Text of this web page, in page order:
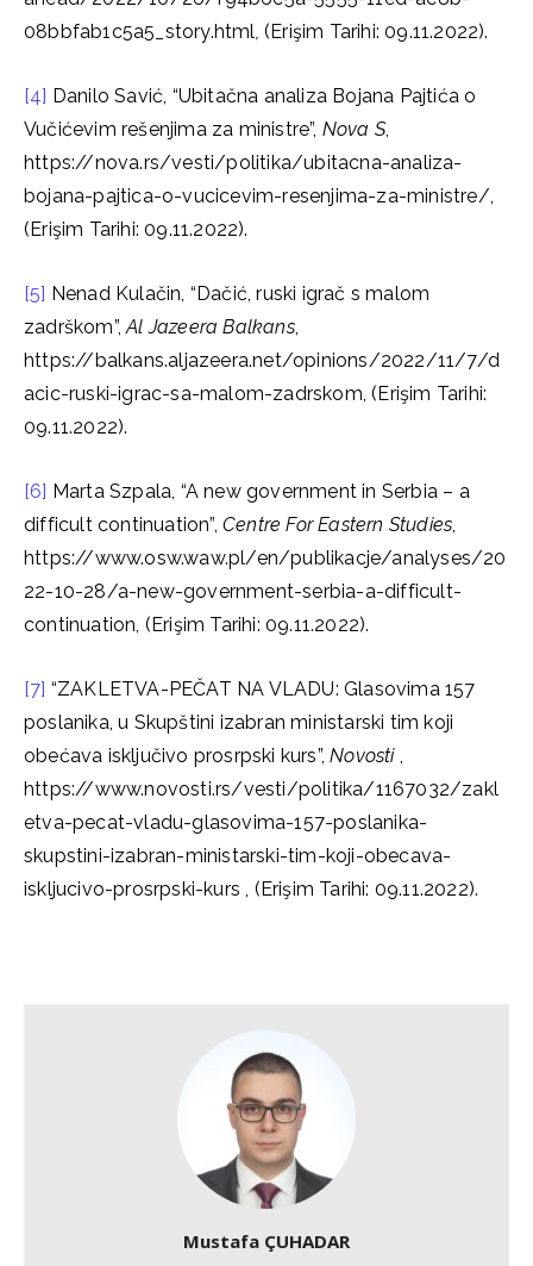
08bbfab1c5a5_story.html,(Erişim Tarihi: 09.11.2022).
[4] Danilo Savić, “Ubitačna analiza Bojana Pajtića o
Vučićevim rešenjima za ministre”, Nova S,
https://nova.rs/vesti/politika/ubitacna-analiza-
bojana-pajtica-o-vucicevim-resenjima-za-ministre/,
(Erişim Tarihi: 09.11.2022).
[5] Nenad Kulačin, “Dačić, ruski igrač s malom
zadrškom”,Al Jazeera Balkans,
https://balkans.aljazeera.net/opinions/2022/11/7/d
acic-ruski-igrac-sa-malom-zadrskom, (Erişim Tarihi:
09.11.2022).
[6] Marta Szpala, “A new government in Serbia – a
difficult continuation”, Centre For Eastern Studies,
https://www.osw.waw.pl/en/publikacje/analyses/20
22-10-28/a-new-government-serbia-a-difficult-
continuation, (Erişim Tarihi: 09.11.2022).
[7] “ZAKLETVA-PEČAT NA VLADU: Glasovima 157
poslanika, u Skupštini izabran ministarski tim koji
obećava isključivo prosrpski kurs”,Novosti,
https://www.novosti.rs/vesti/politika/1167032/zakl
etva-pecat-vladu-glasovima-157-poslanika-
skupstini-izabran-ministarski-tim-koji-obecava-
iskljucivo-prosrpski-kurs , (Erişim Tarihi: 09.11.2022).
Mustafa ÇUHADAR